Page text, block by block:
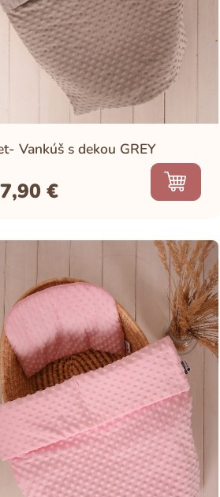
Vankúš s dekou GREY
€